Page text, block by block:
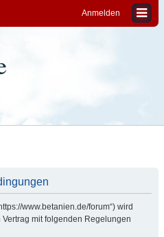
Anmelden
www.betanien.de/forum“) wird
mit folgenden Regelungen